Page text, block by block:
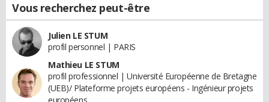
Vous recherchez peut-être
Julien LE STUM
profil personnel | PARIS
Mathieu LE STUM
profil professionnel | Université Européenne de Bretagne
(UEB)/ Plateforme projets européens - Ingénieur projets